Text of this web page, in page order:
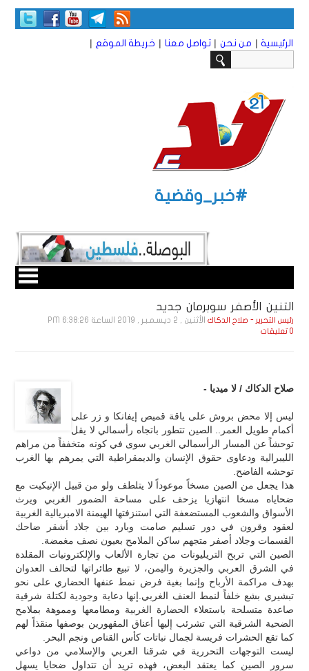
الرئيسية | من نحن | تواصل معنا | خريطة الموقع |
#خبر_وقضية
التنين الأصفر سوبرمان جديد
رئيس التحرير - صلاح الدكاك الأثنين , 2 ديـسـمـبـر , 2019 الساعة 6:38:26 PM
0 تعليقات
صلاح الدكاك / لا ميديا -
ليس إلا محض بروش على ياقة قميص إيفانكا و زر على
أكمام طويل العمر.. الصين تتطور باتجاه رأسمالي لا يقل
توحشاً عن المسار الرأسمالي الغربي سوى في كونه متخففاً من مراهم
الليبرالية ودعاوى حقوق الإنسان والديمقراطية التي يمرهم بها الغرب
توحشه الفاضح.
هذا يجعل من الصين مسخاً موعوداً لا يتلطف ولو من قبيل الإتيكيت مع
ضحاياه مسخا انتهازيا يزحف على مساحة الضمور الغربي ويرث
الأسواق والشعوب المستضعفة التي استنزفتها الهيمنة الامبريالية الغربية
لعقود وقرون في دور تسليم صامت وبارد بين جلاد أشقر ضاحك
القسمات وجلاد أصفر متجهم ساكن الملامح بعيون نصف مغمضة.
الصين التي تربح التريليونات من تجارة الألعاب والإلكترونيات المقلدة
في الشرق العربي والجزيرة واليمن، لا تبيع طائراتها لتحالف العدوان
بهدف مراكمة الأرباح وإنما بغية فرض نمط عنفها الحضاري على نحو
تبشيري بشع خلفاً لنمط العنف الغربي.إنها دعاية وجودية لكتلة شرقية
صاعدة متسلحة باستعلاء الحضارة الغربية ومطامعها ومموهة بملامح
الضحية الشرقية التي تشرئب إليها أعناق المقهورين بوصفها منقذاً لهم
كما تقع الحشرات فريسة لجمال نباتات كأس القناص ونجم البحر.
ليست التوجهات التحررية في شرقنا العربي والإسلامي من دواعي
سرور الصين كما يعتقد البعض، فهذه تريد أن تتداول ضحايا يسهل